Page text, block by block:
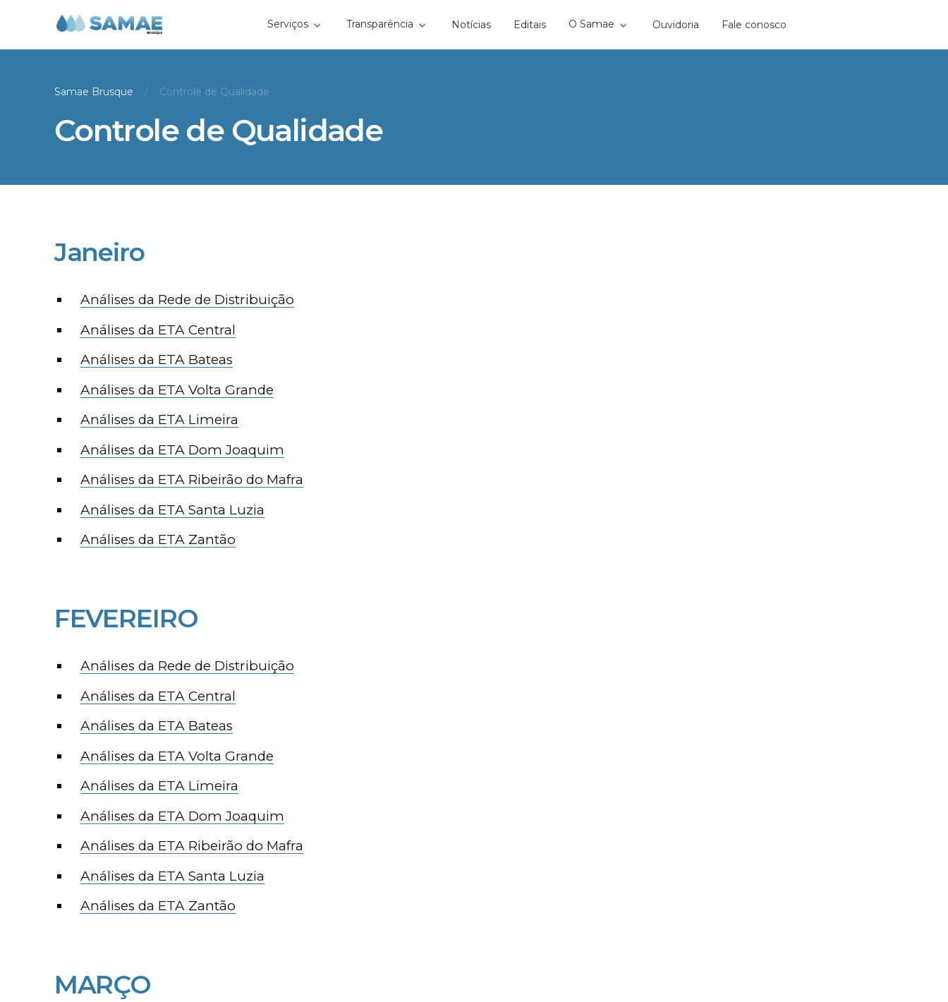
Serviços Transparência Notícias Editais O Samae Ouvidoria Fale conosco
Samae Brusque Controle de Qualidade
Controle de Qualidade
Janeiro
Análises da Rede de Distribuição
Análises da ETA Central
Análises da ETA Bateas
Análises da ETA Volta Grande
Análises da ETA Limeira
Análises da ETA Dom Joaquim
Análises da ETA Ribeirão do Mafra
Análises da ETA Santa Luzia
Análises da ETA Zantão
FEVEREIRO
Análises da Rede de Distribuição
Análises da ETA Central
Análises da ETA Bateas
Análises da ETA Volta Grande
Análises da ETA Limeira
Análises da ETA Dom Joaquim
Análises da ETA Ribeirão do Mafra
Análises da ETA Santa Luzia
Análises da ETA Zantão
MARÇO